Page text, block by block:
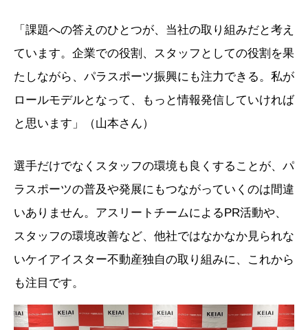
「課題への答えのひとつが、当社の取り組みだと考え
ています。企業での役割、スタッフとしての役割を果
たしながら、パラスポーツ振興にも注力できる。私が
ロールモデルとなって、もっと情報発信していければ
と思います」（山本さん）
選手だけでなくスタッフの環境も良くすることが、パ
ラスポーツの普及や発展にもつながっていくのは間違
いありません。アスリートチームによるPR活動や、
スタッフの環境改善など、他社ではなかなか見られな
いケイアイスター不動産独自の取り組みに、これから
も注目です。